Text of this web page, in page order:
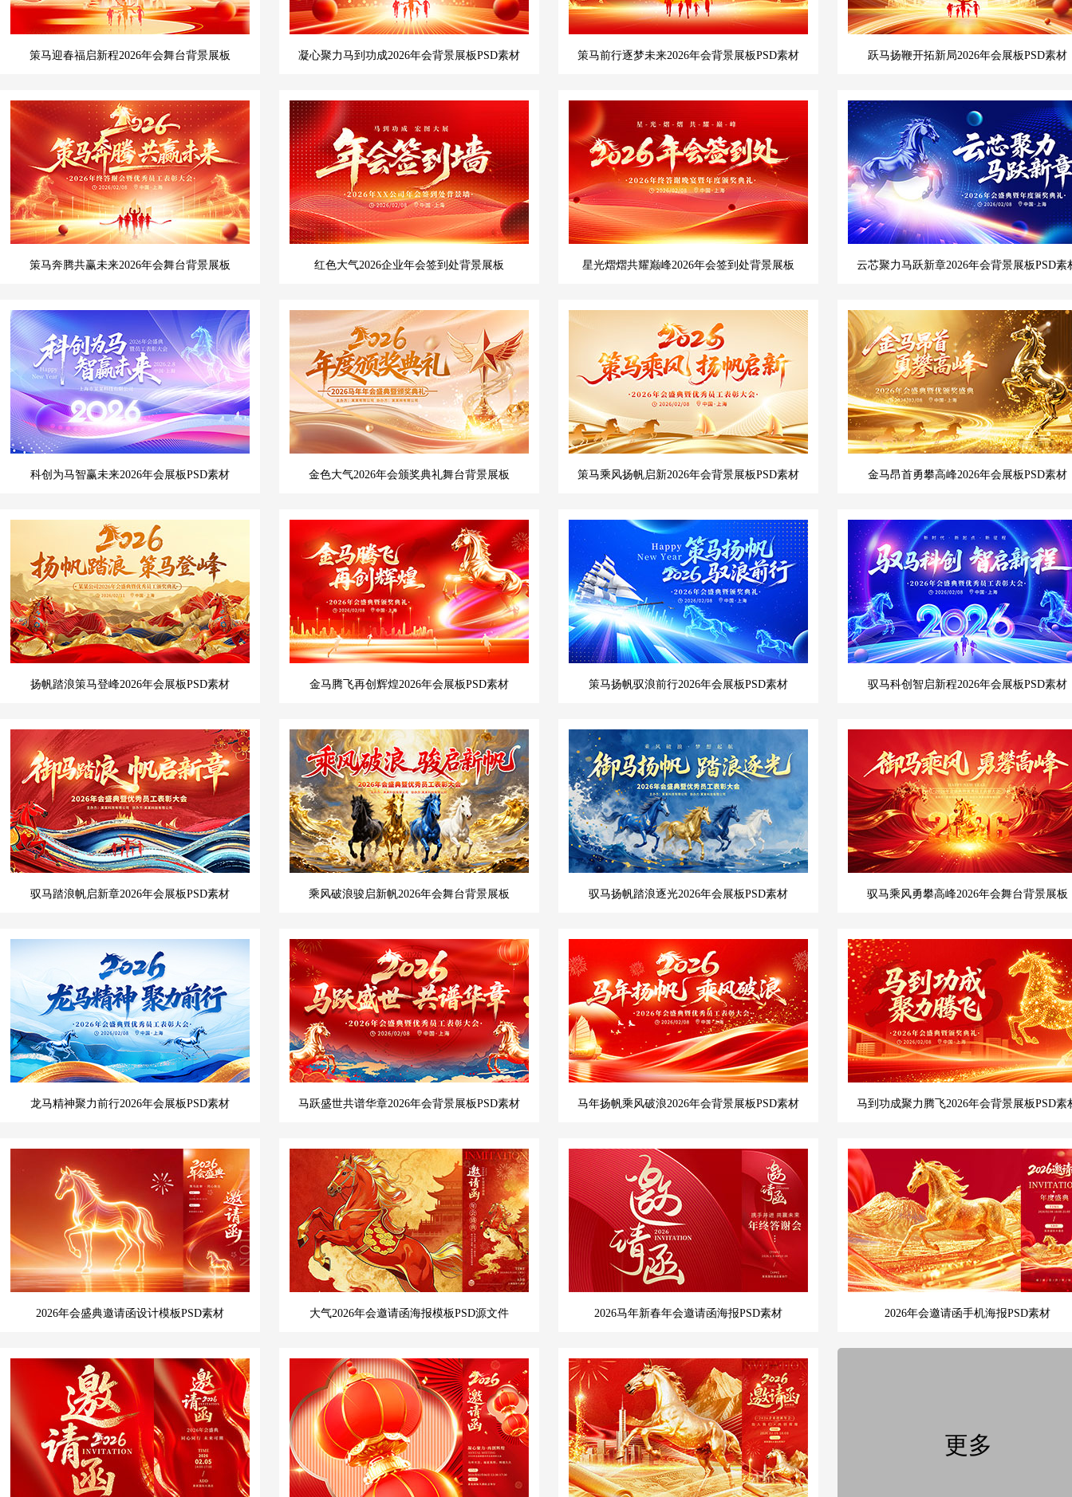
策马迎春福启新程2026年会舞台背景展板 凝心聚力马到功成2026年会背景展板PSD素材 策马前行逐梦未来2026年会背景展板PSD素材 跃马扬鞭开拓新局2026年会展板PSD素材
策马奔腾共赢未来2026年会舞台背景展板 红色大气2026企业年会签到处背景展板 星光熠熠共耀巅峰2026年会签到处背景展板 云芯聚力马跃新章2026年会背景展板PSD素
科创为马智赢未来2026年会展板PSD素材 金色大气2026年会颁奖典礼舞台背景展板 策马乘风扬帆启新2026年会背景展板PSD素材 金马昂首勇攀高峰2026年会展板PSD素材
扬帆踏浪策马登峰2026年会展板PSD素材 金马腾飞再创辉煌2026年会展板PSD素材 策马扬帆驭浪前行2026年会展板PSD素材 驭马科创智启新程2026年会展板PSD素材
驭马踏浪帆启新章2026年会展板PSD素材 乘风破浪骏启新帆2026年会舞台背景展板 驭马扬帆踏浪逐光2026年会展板PSD素材 驭马乘风勇攀高峰2026年会舞台背景展板
龙马精神聚力前行2026年会展板PSD素材 马跃盛世共谱华章2026年会背景展板PSD素材 马年扬帆乘风破浪2026年会背景展板PSD素材 马到功成聚力腾飞2026年会背景展板PSD素
2026年会盛典邀请函设计模板PSD素材 大气2026年会邀请函海报模板PSD源文件 2026马年新春年会邀请函海报PSD素材 2026年会邀请函手机海报PSD素材